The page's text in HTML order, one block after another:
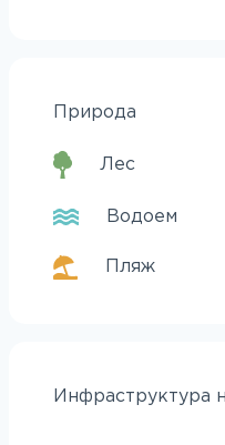
Природа
Лес
Водоем
Пляж
Инфраструктура